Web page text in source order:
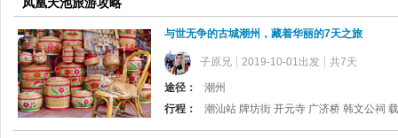
与世无争的古城潮州，藏着华丽的7天之旅
子原兄 2019-10-01出发 共7天
途径：
潮州
行程：